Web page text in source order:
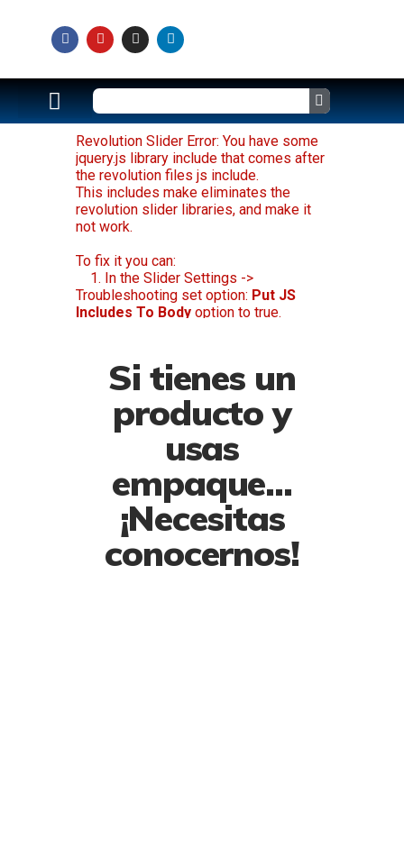
Revolution Slider Error: You have some
jquery.js library include that comes after
the revolution files js include.
This includes make eliminates the
revolution slider libraries, and make it
not work.
To fix it you can:
1. In the Slider Settings ->
Troubleshooting set option: Put JS
Includes To Body option to true.
Si tienes un
producto y
usas
empaque...
¡Necesitas
conocernos!